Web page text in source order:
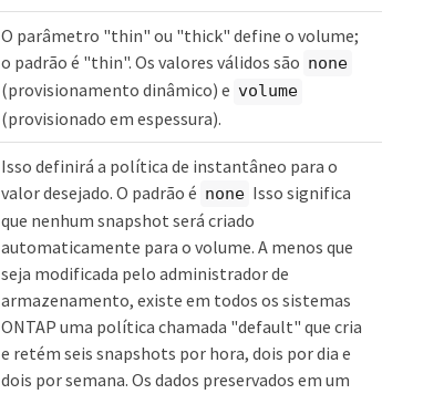
O parâmetro "thin" ou "thick" define o volume;
o padrão é "thin". Os valores válidos são none
(provisionamento dinâmico) e volume
(provisionado em espessura).
Isso definirá a política de instantâneo para o
valor desejado. O padrão é none Isso significa
que nenhum snapshot será criado
automaticamente para o volume. A menos que
seja modificada pelo administrador de
armazenamento, existe em todos os sistemas
ONTAP uma política chamada "default" que cria
e retém seis snapshots por hora, dois por dia e
dois por semana. Os dados preservados em um